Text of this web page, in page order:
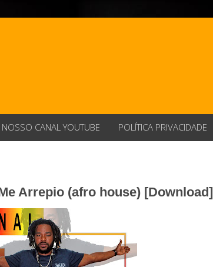
NOSSO CANAL YOUTUBE POLÍTICA PRIVACIDADE
Arrepio (afro house) [Download]